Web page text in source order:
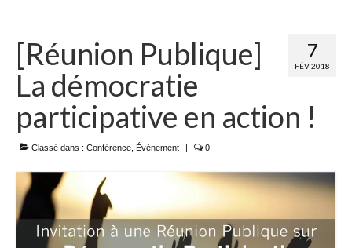
L’ASSOCIATION
Historique
Objectifs
Presse
Adhérer
PROJETS
7
FÉV 2018
[Réunion Publique]
La démocratie
participative en action !
Classé dans : Conférence Évènement | 0